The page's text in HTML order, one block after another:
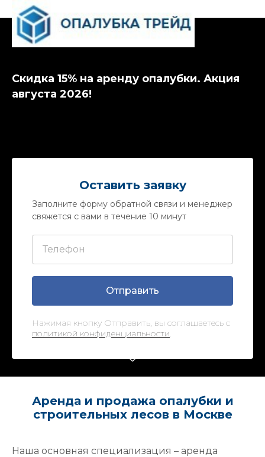
Скидка 15% на аренду опалубки. Акция
августа 2026!
Оставить заявку
Заполните форму обратной связи и менеджер
свяжется с вами в течение 10 минут
Телефон
Отправить
Нажимая кнопку Отправить, вы соглашаетесь с
политикой конфиденциальности
Аренда и продажа опалубки и
строительных лесов в Москве
Наша основная специализация – аренда